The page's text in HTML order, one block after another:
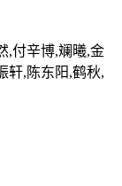
,付辛博,斓曦,金
轩,陈东阳,鹤秋,